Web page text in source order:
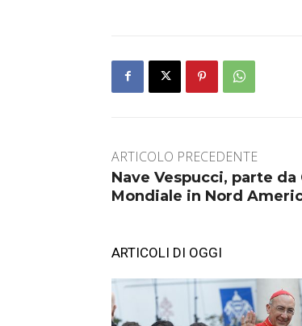
ARTICOLO PRECEDENTE
Nave Vespucci, parte
Mondiale in Nord
ARTICOLI DI OGGI